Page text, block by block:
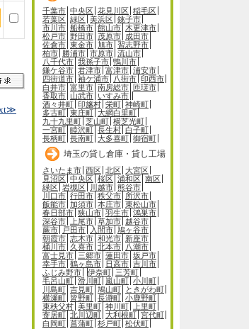
千葉市 中央区 花見川区 稲毛区
若葉区 緑区 美浜区 銚子市
市川市 船橋市 館山市 木更津市
松戸市 野田市 茂原市 成田市
佐倉市 東金市 旭市 習志野市
柏市 勝浦市 市原市 流山市
八千代市 我孫子市 鴨川市
鎌ケ谷市 君津市 富津市 浦安市
四街道市 袖ケ浦市 八街市 印西市
白井市 富里市 南房総市 匝瑳市
香取市 山武市 いすみ市
酒々井町 印旛村 栄町 神崎町
多古町 東庄町 大網白里町
九十九里町 芝山町 横芝光町
一宮町 睦沢町 長生村 白子町
長柄町 長南町 大多喜町 御宿町
埼玉の貸し倉庫・貸し工場
さいたま市 西区 北区 大宮区
見沼区 中央区 桜区 浦和区 南区
緑区 岩槻区 川越市 熊谷市
川口市 行田市 秩父市 所沢市
飯能市 加須市 本庄市 東松山市
春日部市 狭山市 羽生市 鴻巣市
深谷市
上尾市 草加市 越谷市
蕨市
戸田市 入間市 鳩ヶ谷市
朝霞市 志木市 和光市 新座市
桶川市 久喜市 北本市
八潮市
富士見市 三郷市 蓮田市 坂戸市
幸手市 鶴ヶ島市 日高市 吉川市
ふじみ野市
伊奈町 三芳町
毛呂山町 滑川町 嵐山町 小川町
川島町 吉見町 鳩山町
ときがわ町
横瀬町 皆野町 長瀞町 小鹿野町
東秩父村 美里町 神川町
上里町
寄居町 北川辺町 大利根町 宮代町
白岡町 菖蒲町 杉戸町 松伏町